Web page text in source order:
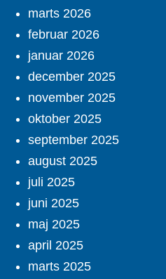
marts 2026
februar 2026
januar 2026
december 2025
november 2025
oktober 2025
september 2025
august 2025
juli 2025
juni 2025
maj 2025
april 2025
marts 2025